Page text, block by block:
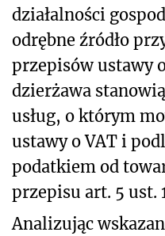
działalności
odrębne źródło
przepisów ustawy
dzierżawa
usług, o którym
ustawy o VAT i
podatkiem od
przepisu art. 5 ust.
Analizując